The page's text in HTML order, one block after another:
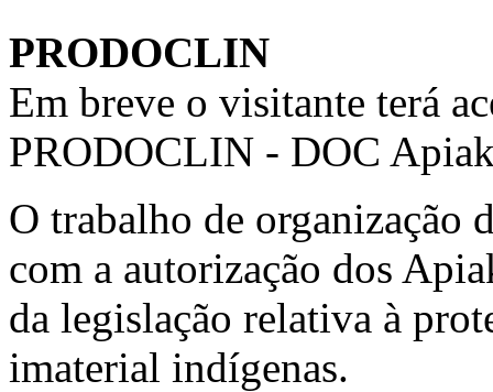
PRODOCLIN
Em breve o visitante terá
PRODOCLIN - DOC
O trabalho de organização
com a autorização dos
da legislação relativa à
imaterial indígenas.